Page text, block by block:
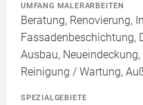
UMFANG MALERARBEITEN
Beratung, Renovierung,
Fassadenbeschichtung,
Ausbau,
Reinigung / Wartung,
SPEZIALGEBIETE